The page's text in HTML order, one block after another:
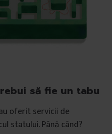
să fie un tabu
oferit servicii de
statului. Până când?